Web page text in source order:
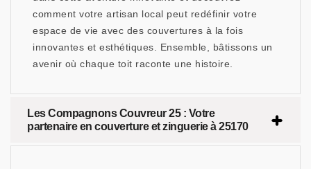
comment votre artisan local peut redéfinir votre
espace de vie avec des couvertures à la fois
innovantes et esthétiques. Ensemble, bâtissons un
avenir où chaque toit raconte une histoire.
Les Compagnons Couvreur 25 : Votre
partenaire en couverture et zinguerie à 25170